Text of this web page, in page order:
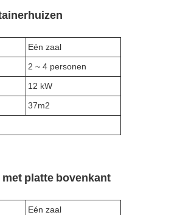
Eén zaal
2 ~ 4 personen
12 kW
37m2
platte bovenkant
Eén zaal